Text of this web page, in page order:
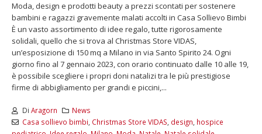
Moda, design e prodotti beauty a prezzi scontati per sostenere
bambini e ragazzi gravemente malati accolti in Casa Sollievo Bimbi
È un vasto assortimento di idee regalo, tutte rigorosamente
solidali, quello che si trova al Christmas Store VIDAS,
un’esposizione di 150 mq a Milano in via Santo Spirito 24. Ogni
giorno fino al 7 gennaio 2023, con orario continuato dalle 10 alle 19,
è possibile scegliere i propri doni natalizi tra le più prestigiose
firme di abbigliamento per grandi e piccini,...
Di Aragorn
News
Casa sollievo bimbi Christmas Store VIDAS design hospice